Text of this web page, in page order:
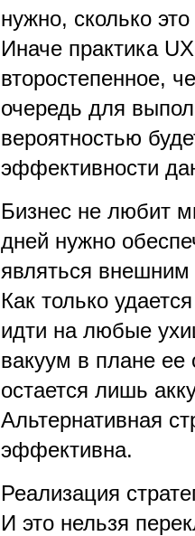
нужно, сколько
Иначе практика
второстепенное,
очередь для
вероятностью
эффективности
Бизнес не любит
дней нужно
являться
Как только
идти на любые
вакуум в плане ее
остается лишь
Альтернативная
эффективна.
Реализация
И это нельзя